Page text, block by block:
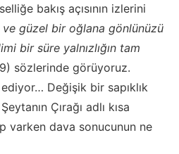
bakış açısının izlerini
ve güzel bir oğlana gönlünüzü
bir süre yalnızlığın tam
sözlerinde görüyoruz.
Değişik bir sapıklık
Çırağı adlı kısa
varken dava sonucunun ne